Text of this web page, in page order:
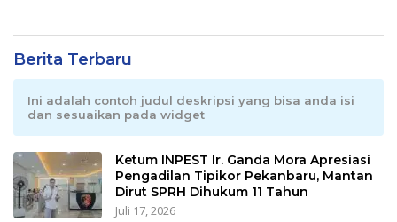
Berita Terbaru
Ini adalah contoh judul deskripsi yang bisa anda isi
dan sesuaikan pada widget
Ketum INPEST Ir. Ganda Mora Apresiasi
Pengadilan Tipikor Pekanbaru, Mantan
Dirut SPRH Dihukum 11 Tahun
Juli 17, 2026